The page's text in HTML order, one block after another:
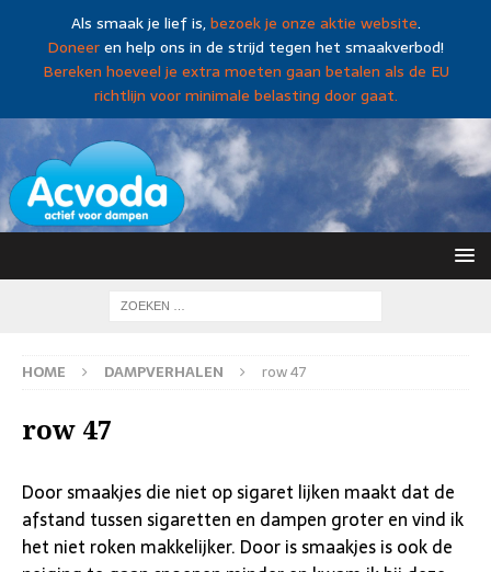
Als smaak je lief is,bezoek je onze aktie website.
Doneeren help ons in de strijd tegen het smaakverbod!
Bereken hoeveel je extra moeten gaan betalen als de EU
richtlijn voor minimale belasting door gaat.
HOME DAMPVERHALEN row 47
row 47
Door smaakjes die niet op sigaret lijken maakt dat de
afstand tussen sigaretten en dampen groter en vind ik
het niet roken makkelijker. Door is smaakjes is ook de